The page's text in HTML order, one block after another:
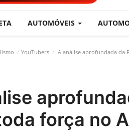
AUTOMÓVEIS
YouTubers A análise aprofundada da
força no